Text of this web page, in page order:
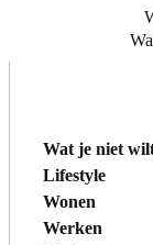
Wat je niet
Lifestyle
Wonen
Werken